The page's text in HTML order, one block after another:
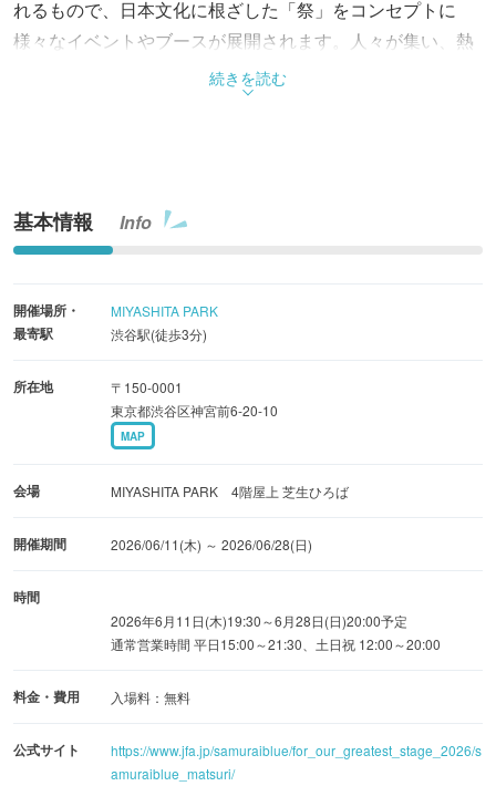
れるもので、日本文化に根ざした「祭」をコンセプトに
様々なイベントやブースが展開されます。人々が集い、熱
気を分かち合うことで、同期間に世界との戦いに挑む
SAMURAI BLUEへの応援の輪を広げていく企画です。
め上げます。応援提灯の制作にあたっては、JFAクラウド
ファンディングにて支援を募っています。先着80名の支援
す。支援の募集期間は4月25日(土)から5月6日(水)までで
その他にも、縁日をイメージしたイベントやフォトスポッ
トで楽しめるほか、「青」をイメージしたオリジナルフー
の吹き抜け広場には「JFA POP UP STORE」が出店し、和
柄をモチーフにしたオフィシャル応援グッズなどが購入で
力のパートナー9社による応援広告が展開されます。
賑わいと一体感に満ちた空間の中で、共に「最高の景色」
を目指す体験が創出されます。どなたでも楽しめる
ょうか。
続きを読む
基本情報 Info
開催場所・
最寄駅
MIYASHITA PARK
渋谷駅(徒歩3分)
所在地
〒150-0001
東京都渋谷区神宮前6-20-10
MAP
会場 MIYASHITA PARK 4階屋上 芝生ひろば
開催期間 2026/06/11(木) ～ 2026/06/28(日)
時間
2026年6月11日(木)19:30～6月28日(日)20:00予定
通常営業時間 平日15:00～21:30、土日祝 12:00～20:00
料金・費用 入場料：無料
公式サイト
https://www.jfa.jp/samuraiblue/for_our_greatest_stage_2026/s
amuraiblue_matsuri/